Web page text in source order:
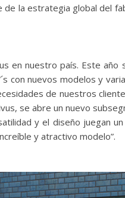
la estrategia global del
en nuestro país. Este año
con nuevos modelos y
de nuestros
se abre un nuevo
y el diseño juegan
y atractivo modelo”.